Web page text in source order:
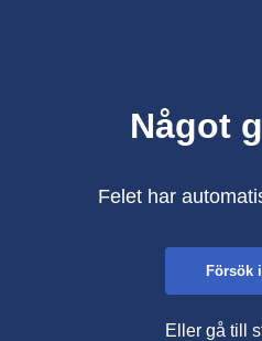
Något
Felet har
Försök
Eller gå till